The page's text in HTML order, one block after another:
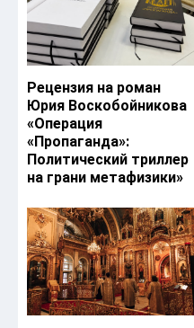
Рецензия на роман
Юрия Воскобойникова
«Операция
«Пропаганда»:
Политический триллер
на грани метафизики»